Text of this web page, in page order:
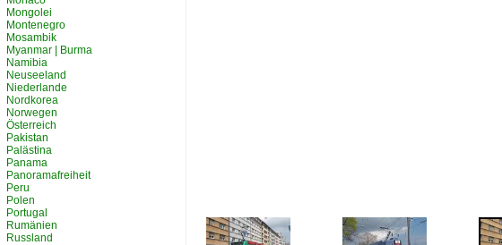
Mongolei
Montenegro
Mosambik
Myanmar | Burma
Namibia
Neuseeland
Niederlande
Nordkorea
Norwegen
Österreich
Pakistan
Palästina
Panama
Panoramafreiheit
Peru
Polen
Portugal
Rumänien
Russland